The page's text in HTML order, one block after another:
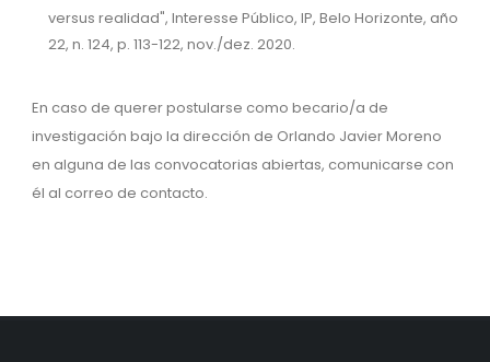
versus realidad", Interesse Público, IP, Belo Horizonte, año
22, n. 124, p. 113-122, nov./dez. 2020.
En caso de querer postularse como becario/a de
investigación bajo la dirección de Orlando Javier Moreno
en alguna de las convocatorias abiertas, comunicarse con
él al correo de contacto.